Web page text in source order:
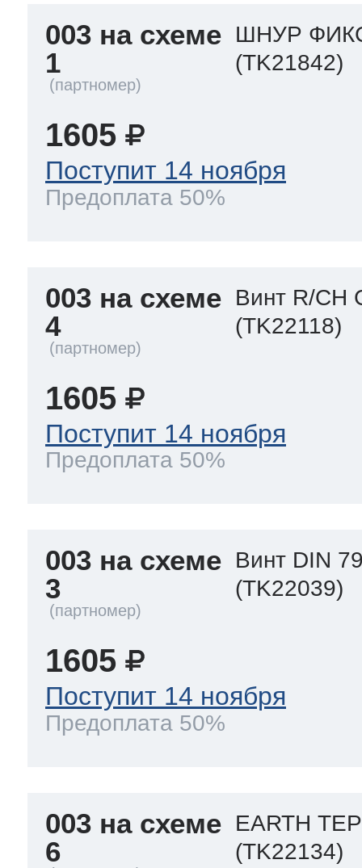
003 на схеме
1
ШНУР
(TK21842)
1605
Поступит 14 ноября
Предоплата 50%
003 на схеме
4
Винт R/CH
(TK22118)
1605
Поступит 14 ноября
Предоплата 50%
003 на схеме
3
Винт DIN
(TK22039)
1605
Поступит 14 ноября
Предоплата 50%
003 на схеме
6
EARTH
(TK22134)